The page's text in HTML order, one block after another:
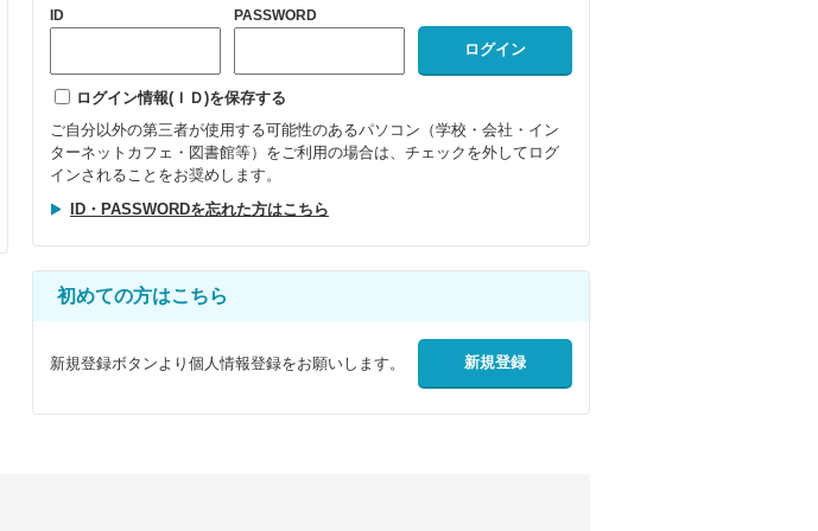
ID PASSWORD
ログイン情報(ＩＤ)を保存する
ご自分以外の第三者が使用する可能性のあるパソコン（学校・会社・イン
ターネットカフェ・図書館等）をご利用の場合は、チェックを外してログ
インされることをお奨めします。
ID・PASSWORDを忘れた方はこちら
初めての方はこちら
新規登録ボタンより個人情報登録をお願いします。